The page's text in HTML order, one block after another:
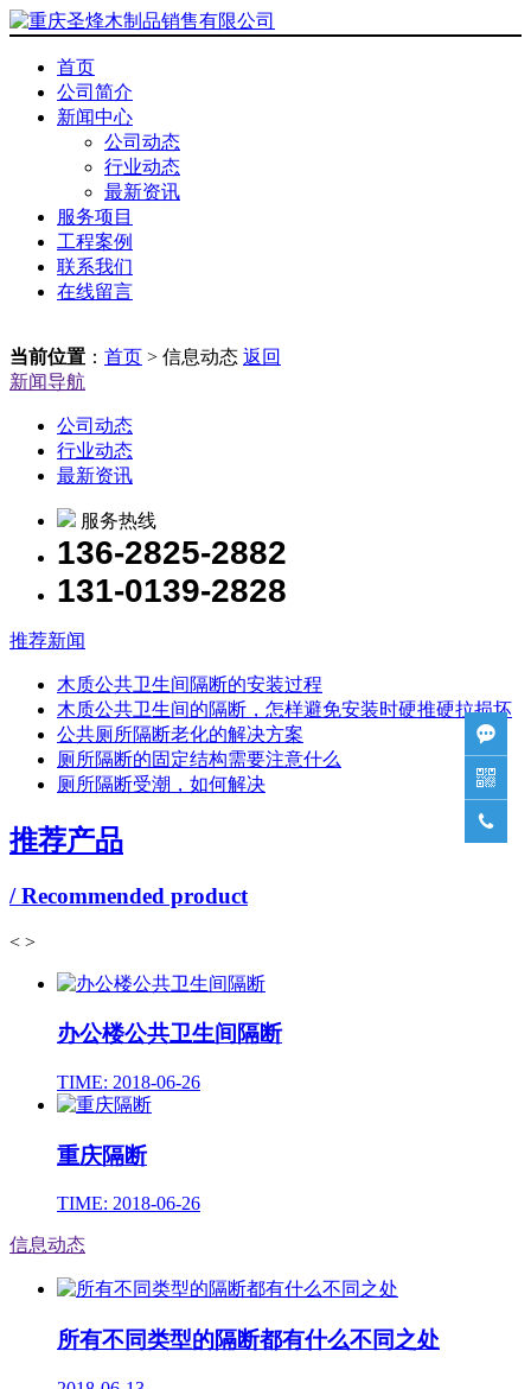
首页
公司简介
新闻中心
公司动态
行业动态
最新资讯
服务项目
工程案例
联系我们
在线留言
当前位置 ： 首页 > 信息动态 返回
新闻导航
公司动态
行业动态
最新资讯
服务热线
136-2825-2882
131-0139-2828
推荐新闻
木质公共卫生间隔断的安装过程
木质公共卫生间的隔断，怎样避免安装时硬推硬拉损坏
公共厕所隔断老化的解决方案
厕所隔断的固定结构需要注意什么
厕所隔断受潮，如何解决
推荐产品
/ Recommended product
< >
办公楼公共卫生间隔断
TIME: 2018-06-26
重庆隔断
TIME: 2018-06-26
信息动态
所有不同类型的隔断都有什么不同之处


